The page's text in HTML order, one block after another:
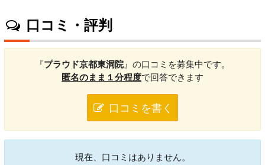
口コミ・評判
『プラウド京都東洞院』の口コミを募集中です。
匿名のまま１分程度で回答できます
口コミを書く
現在、口コミはありません。